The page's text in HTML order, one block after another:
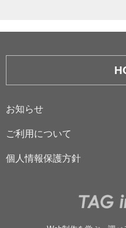
お知らせ
ご利用について
個人情報保護方針